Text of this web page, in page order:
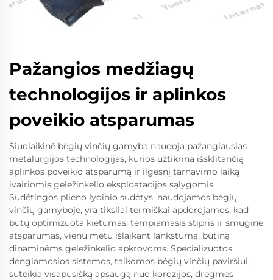
Pažangios medžiagų
technologijos ir aplinkos
poveikio atsparumas
Šiuolaikinė bėgių vinčių gamyba naudoja pažangiausias
metalurgijos technologijas, kurios užtikrina išsklitančią
aplinkos poveikio atsparumą ir ilgesnį tarnavimo laiką
įvairiomis geležinkelio eksploatacijos sąlygomis.
Sudėtingos plieno lydinio sudėtys, naudojamos bėgių
vinčių gamyboje, yra tiksliai termiškai apdorojamos, kad
būtų optimizuota kietumas, tempiamasis stipris ir smūginė
atsparumas, vienu metu išlaikant lankstumą, būtiną
dinaminėms geležinkelio apkrovoms. Specializuotos
dengiamosios sistemos, taikomos bėgių vinčių paviršiui,
suteikia visapusišką apsaugą nuo korozijos, drėgmės